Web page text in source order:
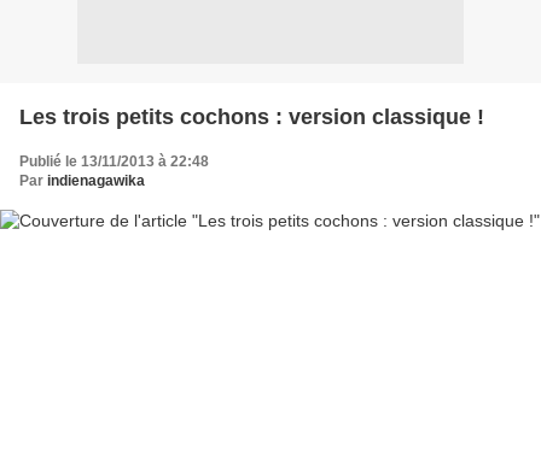
Les trois petits cochons : version classique !
Publié le 13/11/2013 à 22:48
Par indienagawika